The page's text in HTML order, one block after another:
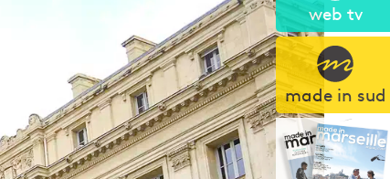
web tv
made in sud